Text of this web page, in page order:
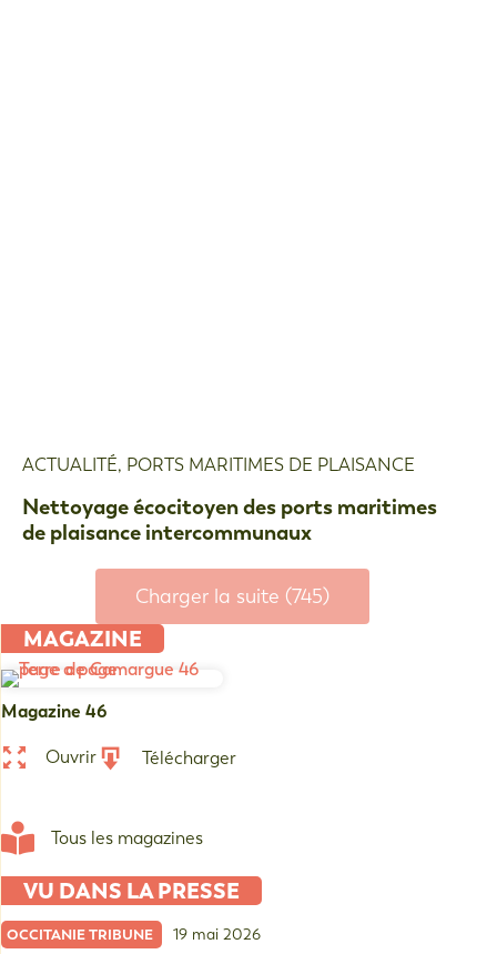
ACTUALITÉ, PORTS MARITIMES DE PLAISANCE
Nettoyage écocitoyen des ports maritimes
de plaisance intercommunaux
Charger la suite (745)
MAGAZINE
Magazine 46
Ouvrir Télécharger
Tous les magazines
VU DANS LA PRESSE
OCCITANIE TRIBUNE 19 mai 2026